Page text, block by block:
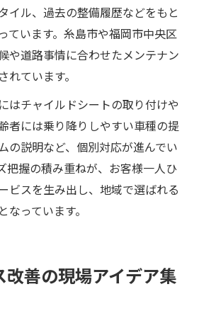
イル、過去の整備履歴などをもと
ています。糸島市や福岡市中央区
や道路事情に合わせたメンテナン
れています。
はチャイルドシートの取り付けや
者には乗り降りしやすい車種の提
の説明など、個別対応が進んでい
把握の積み重ねが、お客様一人ひ
ビスを生み出し、地域で選ばれる
っています。
善の現場アイデア集